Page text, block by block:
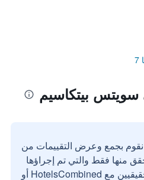
بيتكاسيم
نقوم بجمع وعرض التقييمات من
منها فقط والتي تم إجراؤها
بواسطة مستخدمين حقيقيين مع HotelsCombined أو